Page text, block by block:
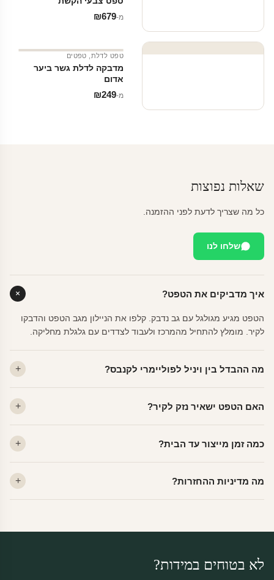
מ‑ ₪679
טפט לדלת טפטים
מדבקה לדלת גשר ביער
אדום
מ‑ ₪249
שאלות נפוצות
כל מה שצריך לדעת לפני ההזמנה.
שלחו לנו
איך מדביקים את הטפט?
הטפט מגיע מגולגל עם גב נדבק. קלפו את הניילון מגב הטפט והדבקו
לקיר. מומלץ להתחיל מהמרכז ולעבוד לצדדים עם גלגלת מחליקה.
מה ההבדל בין ויניל לפוליימרי לקנבס?
פרמיום. קנבס — בד אמנותי יוקרתי, מט.
האם הטפט ישאיר נזק לקיר?
מתאים לקיר מטויח, גבס, קרמיקה וזכוכית.
כמה זמן מייצור עד הבית?
יוצאות באותו יום.
מה מדיניות ההחזרות?
לא בטוחים במידות?